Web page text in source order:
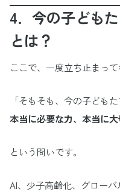
4．今の子ども
とは？
ここで、一度立ち止まって
「そもそも、今の子ども
本当に必要な力、本当に
という問いです。
AI、少子高齢化、グローバ